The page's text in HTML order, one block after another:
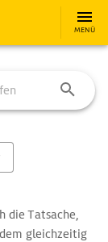
MENÜ
die Tatsache,
gleichzeitig